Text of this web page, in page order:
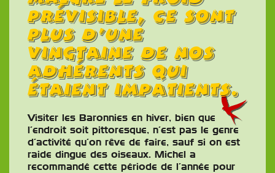
prévisible, ce sont
plus d’une
vingtaine de nos
adhérents qui
étaient impatients.
Visiter les Baronnies en hiver, bien que
l’endroit soit pittoresque, n’est pas le genre
d’activité qu’on rêve de faire, sauf si on est
raide dingue des oiseaux. Michel a
recommandé cette période de l’année pour